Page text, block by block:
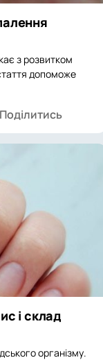
з розвитком
допоможе
і склад
організму.